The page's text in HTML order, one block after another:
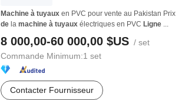
Machine à tuyaux en PVC pour vente au Pakistan Prix
de la machine à tuyaux électriques en PVC Ligne ...
8 000,00-60 000,00 $US / set
Commande Minimum:1 set
Contacter Fournisseur